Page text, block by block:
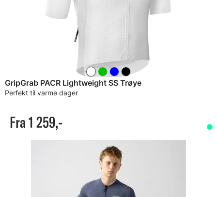
GripGrab PACR Lightweight SS Trøye
Perfekt til varme dager
Fra 1 259,-